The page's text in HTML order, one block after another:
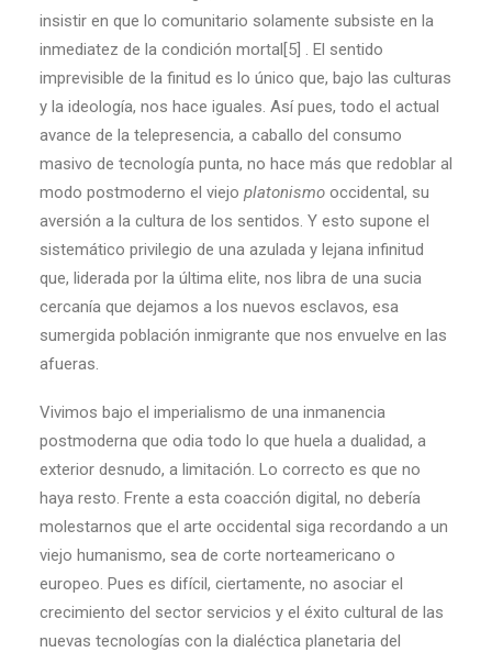
insistir en que lo comunitario solamente subsiste en la
inmediatez de la condición mortal[5] . El sentido
imprevisible de la finitud es lo único que, bajo las culturas
y la ideología, nos hace iguales. Así pues, todo el actual
avance de la telepresencia, a caballo del consumo
masivo de tecnología punta, no hace más que redoblar al
modo postmoderno el viejo platonismo occidental, su
aversión a la cultura de los sentidos. Y esto supone el
sistemático privilegio de una azulada y lejana infinitud
que, liderada por la última elite, nos libra de una sucia
cercanía que dejamos a los nuevos esclavos, esa
sumergida población inmigrante que nos envuelve en las
afueras.
Vivimos bajo el imperialismo de una inmanencia
postmoderna que odia todo lo que huela a dualidad, a
exterior desnudo, a limitación. Lo correcto es que no
haya resto. Frente a esta coacción digital, no debería
molestarnos que el arte occidental siga recordando a un
viejo humanismo, sea de corte norteamericano o
europeo. Pues es difícil, ciertamente, no asociar el
crecimiento del sector servicios y el éxito cultural de las
nuevas tecnologías con la dialéctica planetaria del